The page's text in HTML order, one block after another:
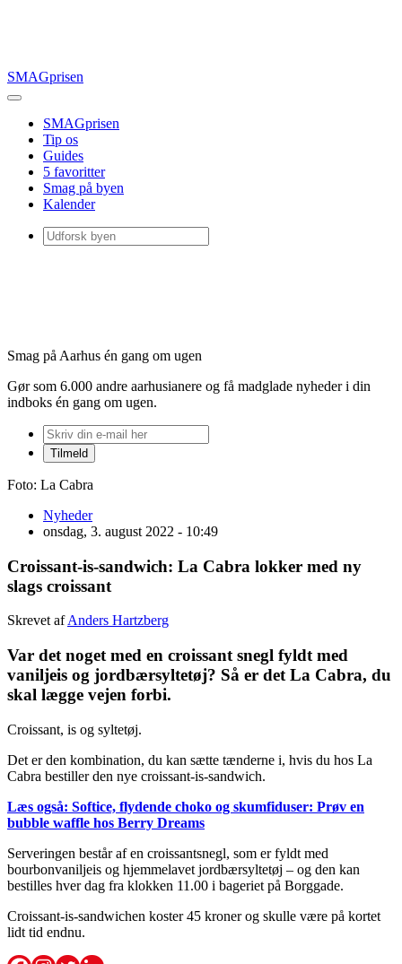
SMAGprisen
SMAGprisen
Tip os
Guides
5 favoritter
Smag på byen
Kalender
Smag på Aarhus én gang om ugen
Gør som 6.000 andre aarhusianere og få madglade nyheder i din
indboks én gang om ugen.
Foto: La Cabra
Nyheder
onsdag, 3. august 2022 - 10:49
Croissant-is-sandwich: La Cabra lokker med ny
slags croissant
Skrevet afAnders Hartzberg
Var det noget med en croissant snegl fyldt med
vaniljeis og jordbærsyltetøj? Så er det La Cabra, du
skal lægge vejen forbi.
Croissant, is og syltetøj.
Det er den kombination, du kan sætte tænderne i, hvis du hos La
Cabra bestiller den nye croissant-is-sandwich.
Læs også: Softice, flydende choko og skumfiduser: Prøv en
bubble waffle hos Berry Dreams
Serveringen består af en croissantsnegl, som er fyldt med
bourbonvaniljeis og hjemmelavet jordbærsyltetøj – og den kan
bestilles hver dag fra klokken 11.00 i bageriet på Borggade.
Croissant-is-sandwichen koster 45 kroner og skulle være på kortet
lidt tid endnu.